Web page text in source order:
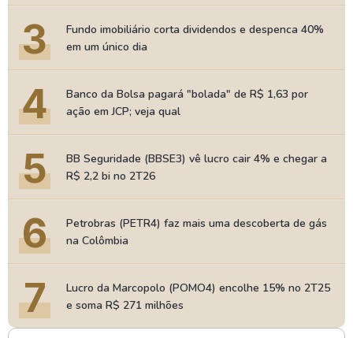
3
Fundo imobiliário corta dividendos e despenca 40%
em um único dia
4
Banco da Bolsa pagará "bolada" de R$ 1,63 por
ação em JCP; veja qual
5
BB Seguridade (BBSE3) vê lucro cair 4% e chegar a
R$ 2,2 bi no 2T26
6
Petrobras (PETR4) faz mais uma descoberta de gás
na Colômbia
7
Lucro da Marcopolo (POMO4) encolhe 15% no 2T25
e soma R$ 271 milhões